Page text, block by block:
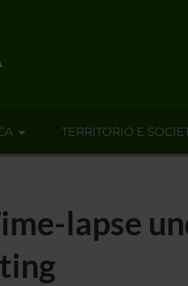
TERRITORIO E
lapse